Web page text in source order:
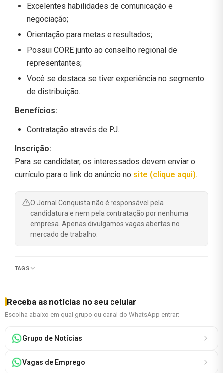
Excelentes habilidades de comunicação e
negociação;
Orientação para metas e resultados;
Possui CORE junto ao conselho regional de
representantes;
Você se destaca se tiver experiência no segmento
de distribuição.
Benefícios:
Contratação através de PJ.
Inscrição:
Para se candidatar, os interessados devem enviar o
currículo para o link do anúncio no site (clique aqui).
O Jornal Conquista não é responsável pela
candidatura e nem pela contratação por nenhuma
empresa. Apenas divulgamos vagas abertas no
mercado de trabalho.
TAGS
Receba as notícias no seu celular
Escolha abaixo em qual grupo ou canal do WhatsApp entrar:
Grupo de Notícias
Vagas de Emprego